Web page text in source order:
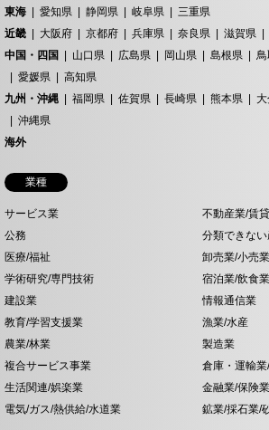
東海
愛知県 静岡県 岐阜県
三重県
近畿
大阪府 京都府 兵庫県 奈良県 滋賀県
中国・四国
山口県 広島県 岡山県 島根県
愛媛県
高知県
九州・沖縄
福岡県 佐賀県 長崎県 熊本県
沖縄県
海外
業種
サービス業
不動産業/賃
公務
分類できな
医療/福祉
卸売業/小売業
学術研究/専門技術
宿泊業/飲食業
建設業
情報通信業
教育/学習支援業
漁業/水産
農業/林業
製造業
複合サービス事業
倉庫・運輸
生活関連/娯楽業
金融業/保険業
電気/ガス/熱供給/水道業
鉱業/採石業/